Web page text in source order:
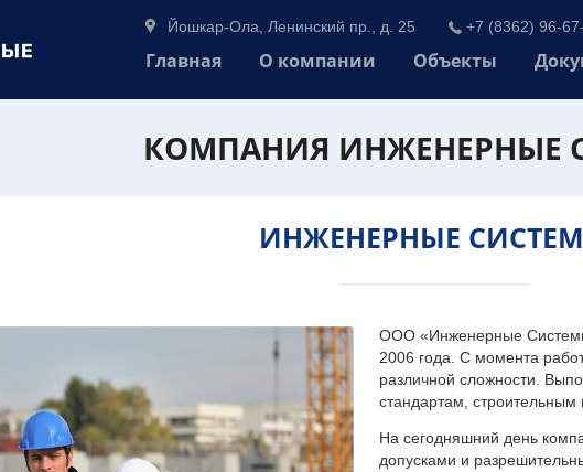
Йошкар-Ола, Ленинский пр., д. 25 +7 (8362) 96-
Главная О компании Объекты
КОМПАНИЯ ИНЖЕНЕРНЫЕ
ИНЖЕНЕРНЫЕ
ООО «Инженерные
2006 года. С момента
различной сложности.
стандартам,
На сегодняшний день
допусками и